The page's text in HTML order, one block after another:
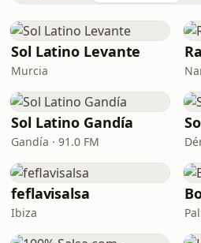
Sol Latino Levante
Murcia
Sol Latino Gandía
Gandía · 91.0 FM
feflavisalsa
Ibiza